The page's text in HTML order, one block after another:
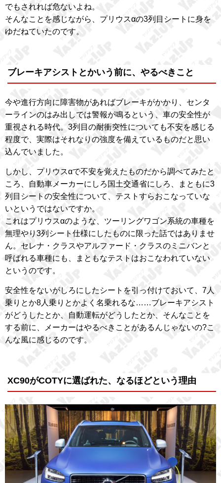
でもされれば危ないよね。
そんなことを感じながら、プリウスαの3列目シートに身を
ゆだねていたのです。
ブレーキアシストとかいう前に、やるべきこと
今や進行方向に障害物があればブレーキがかかり、センタ
ーラインのはみ出しでは警報が鳴るという、車の安全性が
重視される時代。3列目の耐衝突性についても不安を感じる
程度で、実際はそれなりの強度を備えているものだと思い
込んでいました。
しかし、プリウスαで不安を覚えたものだから調べてみたと
ころ、自動車メーカーにしろ国土交通省にしろ、まともに3
列目シートの安全性について、テストすらおこなっていな
いというではないですか。
これはプリウスαのような、ツーリングワゴン系統の車種を
無理やり3列シート仕様にしたものに限った話ではありませ
ん。セレナ・クラスやアルファード・クラスのミニバンと
呼ばれる車種にも、まともなテストはおこなわれていない
というのです。
安全性をないがしろにしたシートを引っ付けておいて、7人
乗りとか8人乗りとかよく名乗れるな……ブレーキアシスト
がどうしたとか、自動運転がどうしたとか、そんなことを
する前に、メーカーはやるべきことがあるんじゃないの?こ
んな風に感じるのです。
XC90がCOTYに選ばれた、なるほどという理由